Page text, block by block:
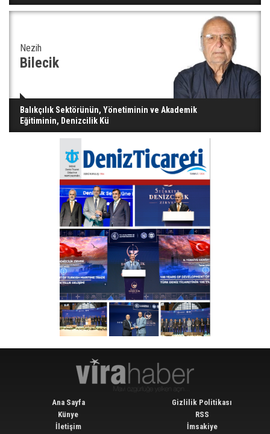
Nezih
Bilecik
Balıkçılık Sektörünün, Yönetiminin ve Akademik
Eğitiminin, Denizcilik Kü
Ana Sayfa
Künye
İletişim
Gizlilik Politikası
RSS
İmsakiye